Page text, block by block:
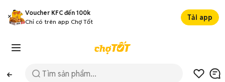
Voucher KFC đến 100k
Chỉ có trên app Chợ Tốt
Tải app